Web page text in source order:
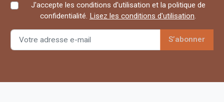
J'accepte les conditions d'utilisation et la politique de
confidentialité. Lisez les conditions d'utilisation.